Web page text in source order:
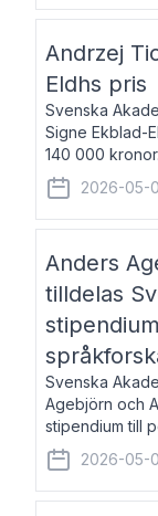
Andrzej
Eldhs pris
Svenska
Signe Ekblad-
140 000
och
lovordade
2026-05-
Anders
tilldelas
Svenska
Agebjörn och
stipendium till
Anders
2026-05-